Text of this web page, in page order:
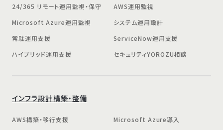
24/365 リモート運用監視・保守
AWS運用監視
Microsoft Azure運用監視
システム運用設計
常駐運用支援
ServiceNow運用支援
ハイブリッド運用支援
セキュリティYOROZU相談
インフラ設計構築・整備
AWS構築・移行支援
Microsoft Azure導入